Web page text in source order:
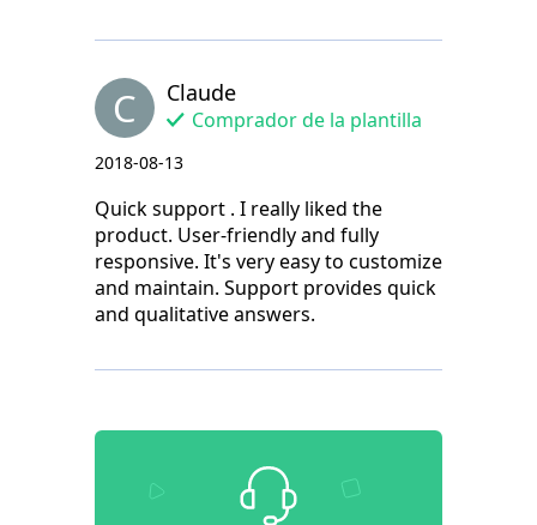
C Claude
Comprador de la plantilla
2018-08-13
Quick support . I really liked the
product. User-friendly and fully
responsive. It's very easy to customize
and maintain. Support provides quick
and qualitative answers.